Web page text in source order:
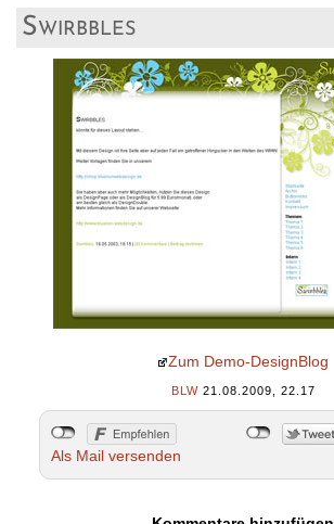
Swirbbles
Zum Demo-DesignBlog
BLW21.08.2009, 22.17
Als Mail versenden